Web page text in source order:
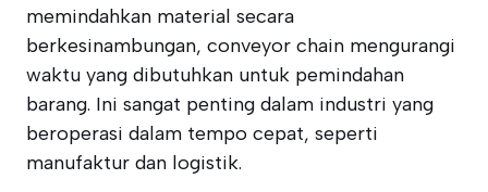
memindahkan material secara
berkesinambungan, conveyor chain mengurangi
waktu yang dibutuhkan untuk pemindahan
barang. Ini sangat penting dalam industri yang
beroperasi dalam tempo cepat, seperti
manufaktur dan logistik.